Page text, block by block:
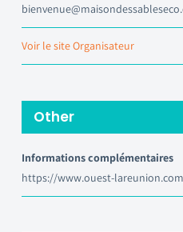
Voir le site Organisateur
Other
Informations complémentaires
https://www.ouest-